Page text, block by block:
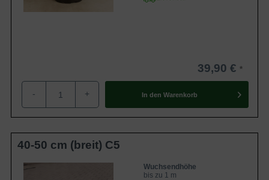
39,90 €
- + In den Warenkorb
40-50 cm (breit) C5
Wuchsendhöhe
bis zu 1 m